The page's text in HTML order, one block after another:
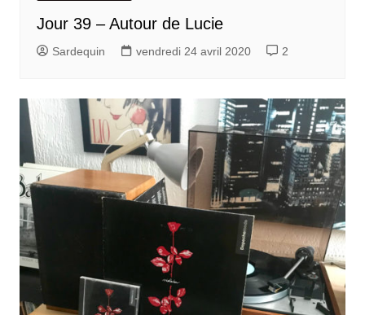
Jour 39 – Autour de Lucie
Sardequin vendredi 24 avril 2020 2